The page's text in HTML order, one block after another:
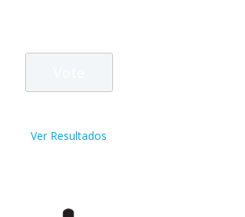
Ver Resultados